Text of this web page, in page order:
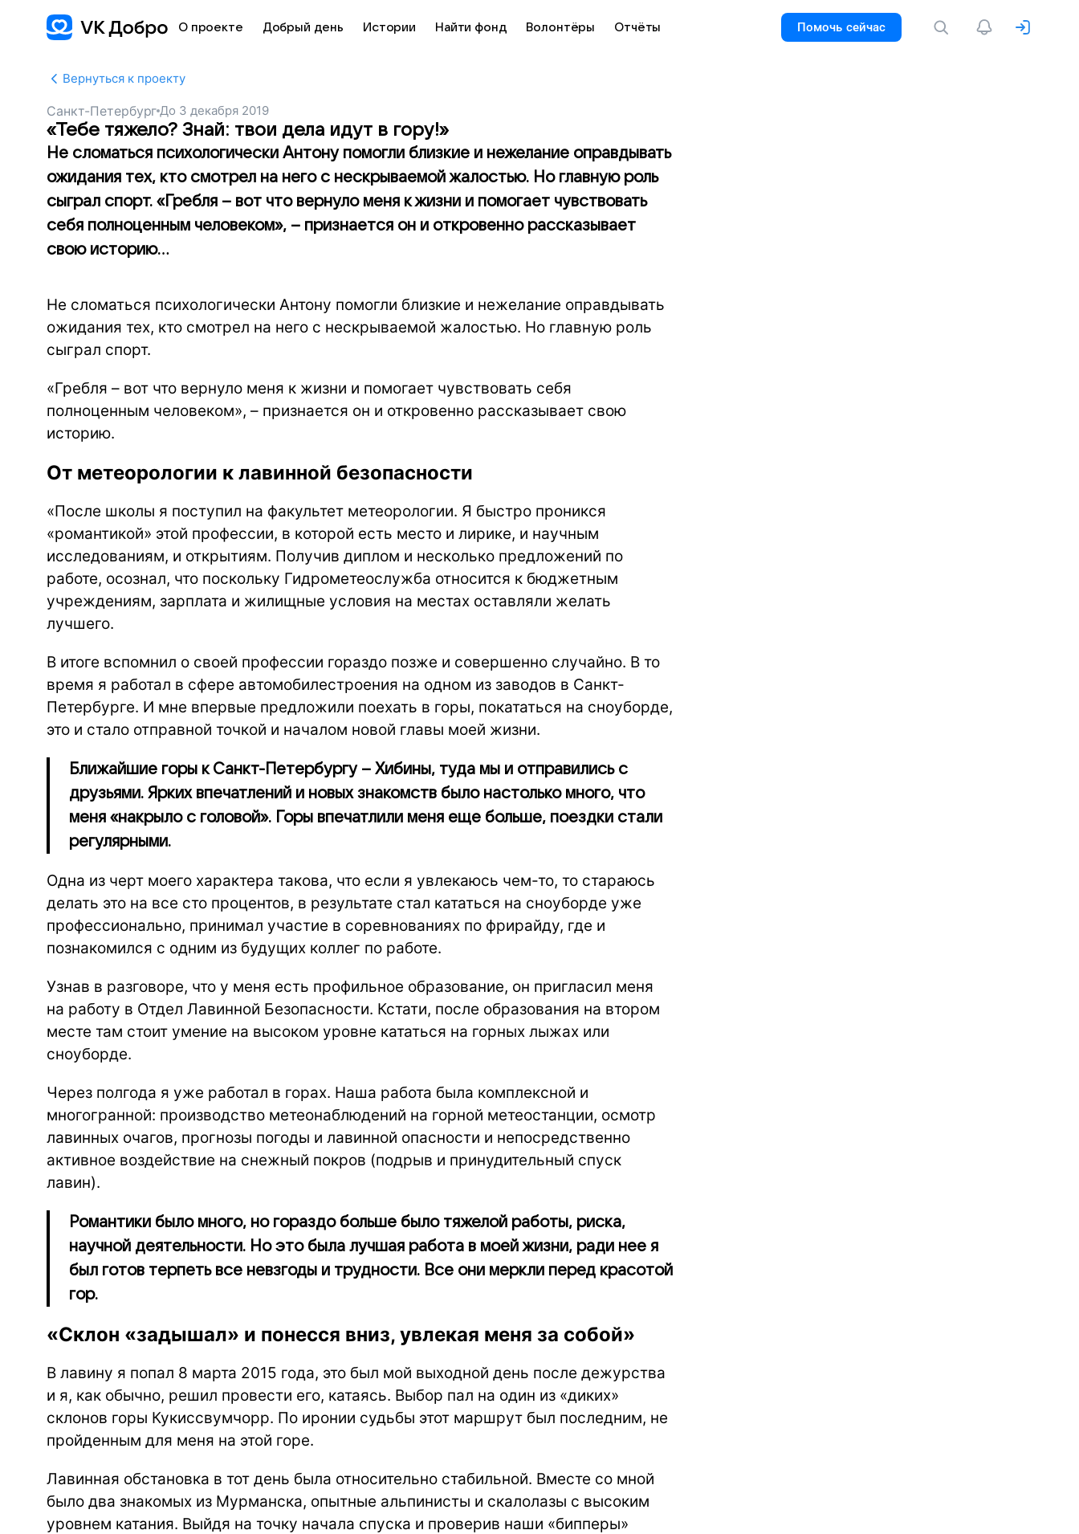
О проекте Добрый день Истории Найти фонд Волонтёры Отчёты Помочь сейчас
Вернуться к проекту
Санкт-Петербург До 3 декабря 2019
«Тебе тяжело? Знай: твои дела идут в гору!»
Не сломаться психологически Антону помогли близкие и нежелание оправдывать
ожидания тех, кто смотрел на него с нескрываемой жалостью. Но главную роль
сыграл спорт. «Гребля – вот что вернуло меня к жизни и помогает чувствовать
себя полноценным человеком», – признается он и откровенно рассказывает
свою историю...
Не сломаться психологически Антону помогли близкие и нежелание оправдывать
ожидания тех, кто смотрел на него с нескрываемой жалостью. Но главную роль
сыграл спорт.
«Гребля – вот что вернуло меня к жизни и помогает чувствовать себя
полноценным человеком», – признается он и откровенно рассказывает свою
историю.
От метеорологии к лавинной безопасности
«После школы я поступил на факультет метеорологии. Я быстро проникся
«романтикой» этой профессии, в которой есть место и лирике, и научным
исследованиям, и открытиям. Получив диплом и несколько предложений по
работе, осознал, что поскольку Гидрометеослужба относится к бюджетным
учреждениям, зарплата и жилищные условия на местах оставляли желать
лучшего.
В итоге вспомнил о своей профессии гораздо позже и совершенно случайно. В то
время я работал в сфере автомобилестроения на одном из заводов в Санкт-
Петербурге. И мне впервые предложили поехать в горы, покататься на сноуборде,
это и стало отправной точкой и началом новой главы моей жизни.
Ближайшие горы к Санкт-Петербургу – Хибины, туда мы и отправились с
друзьями. Ярких впечатлений и новых знакомств было настолько много, что
меня «накрыло с головой». Горы впечатлили меня еще больше, поездки стали
регулярными.
Одна из черт моего характера такова, что если я увлекаюсь чем-то, то стараюсь
делать это на все сто процентов, в результате стал кататься на сноуборде уже
профессионально, принимал участие в соревнованиях по фрирайду, где и
познакомился с одним из будущих коллег по работе.
Узнав в разговоре, что у меня есть профильное образование, он пригласил меня
на работу в Отдел Лавинной Безопасности. Кстати, после образования на втором
месте там стоит умение на высоком уровне кататься на горных лыжах или
сноуборде.
Через полгода я уже работал в горах. Наша работа была комплексной и
многогранной: производство метеонаблюдений на горной метеостанции, осмотр
лавинных очагов, прогнозы погоды и лавинной опасности и непосредственно
активное воздействие на снежный покров (подрыв и принудительный спуск
лавин).
Романтики было много, но гораздо больше было тяжелой работы, риска,
научной деятельности. Но это была лучшая работа в моей жизни, ради нее я
был готов терпеть все невзгоды и трудности. Все они меркли перед красотой
гор.
«Склон «задышал» и понесся вниз, увлекая меня за собой»
В лавину я попал 8 марта 2015 года, это был мой выходной день после дежурства
и я, как обычно, решил провести его, катаясь. Выбор пал на один из «диких»
склонов горы Кукиссвумчорр. По иронии судьбы этот маршрут был последним, не
пройденным для меня на этой горе.
Лавинная обстановка в тот день была относительно стабильной. Вместе со мной
было два знакомых из Мурманска, опытные альпинисты и скалолазы с высоким
уровнем катания. Выйдя на точку начала спуска и проверив наши «бипперы»